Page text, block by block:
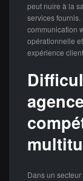
peut nuire à la
services
communication
opérationnelle
expérience
Dans un